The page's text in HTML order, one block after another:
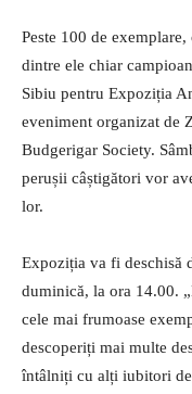
Peste 100 de
dintre ele chiar
Sibiu pentru Expoziția
eveniment organizat de
Budgerigar Society.
perușii câștigători vor
lor.
Expoziția va fi deschisă
duminică, la ora 14.00.
cele mai frumoase
descoperiți mai multe
întâlniți cu alți iubitori